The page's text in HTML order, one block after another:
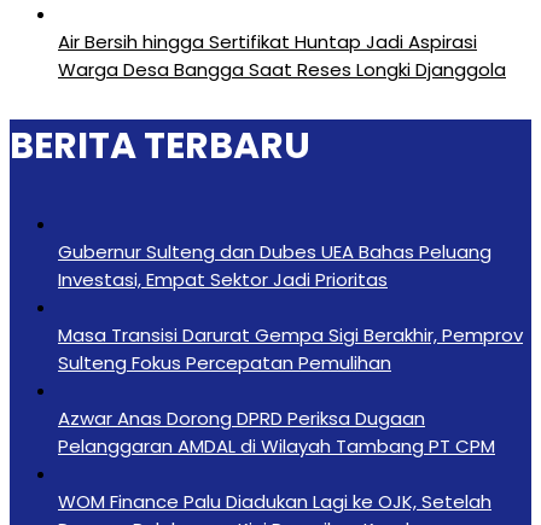
Air Bersih hingga Sertifikat Huntap Jadi Aspirasi
Warga Desa Bangga Saat Reses Longki Djanggola
BERITA TERBARU
Gubernur Sulteng dan Dubes UEA Bahas Peluang
Investasi, Empat Sektor Jadi Prioritas
Masa Transisi Darurat Gempa Sigi Berakhir, Pemprov
Sulteng Fokus Percepatan Pemulihan
Azwar Anas Dorong DPRD Periksa Dugaan
Pelanggaran AMDAL di Wilayah Tambang PT CPM
‎WOM Finance Palu Diadukan Lagi ke OJK, Setelah